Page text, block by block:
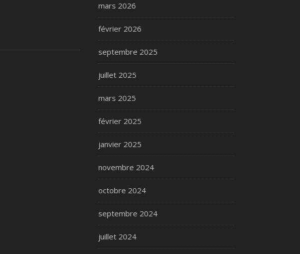
mars 2026
février 2026
septembre 2025
juillet 2025
mars 2025
février 2025
janvier 2025
novembre 2024
octobre 2024
septembre 2024
juillet 2024